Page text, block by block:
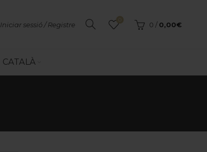
Iniciar sessió / Registre 0 / 0,00€
CATALÀ